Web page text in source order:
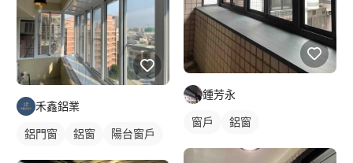
禾鑫鋁業
鋁門窗 鋁窗 陽台窗戶
鍾芳永
窗戶 鋁窗